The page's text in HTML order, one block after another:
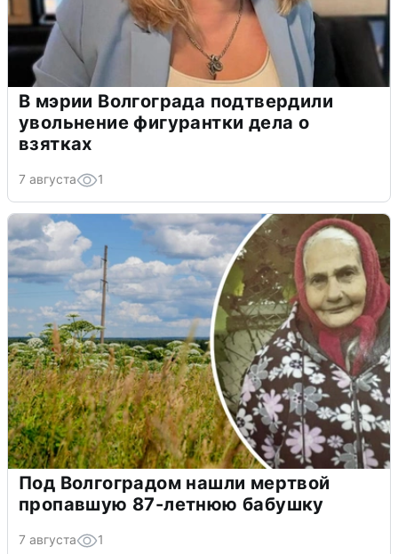
В мэрии Волгограда подтвердили
увольнение фигурантки дела о
взятках
7 августа 1
Под Волгоградом нашли мертвой
пропавшую 87-летнюю бабушку
7 августа 1